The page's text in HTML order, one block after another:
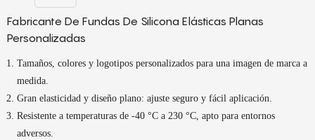
Fabricante De Fundas De Silicona Elásticas Planas
Personalizadas
Tamaños, colores y logotipos personalizados para una imagen de marca a
medida.
Gran elasticidad y diseño plano: ajuste seguro y fácil aplicación.
Resistente a temperaturas de -40 °C a 230 °C, apto para entornos
adversos.